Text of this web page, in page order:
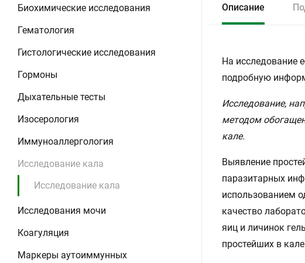
Биохимические исследования
Гематология
Гистологические исследования
Гормоны
Дыхательные тесты
Изосерология
Иммуноаллергология
Исследование кала
Исследование кала
Исследования мочи
Коагуляция
Маркеры аутоиммунных
Описание
На исследование
подробную
Исследование,
методом
кале.
Выявление
паразитарных
использованием
качество
яиц и личинок
простейших в